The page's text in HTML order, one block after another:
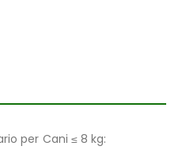
per Cani ≤ 8 kg: